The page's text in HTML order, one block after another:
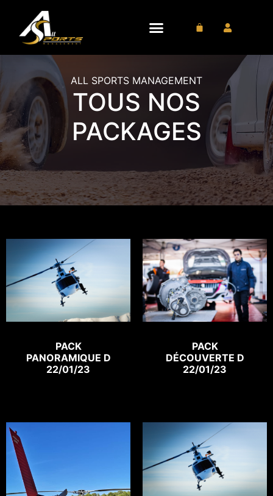
ALL SPORTS MANAGEMENT
TOUS NOS
PACKAGES
PACK
PANORAMIQUE D
22/01/23
PACK
DÉCOUVERTE D
22/01/23